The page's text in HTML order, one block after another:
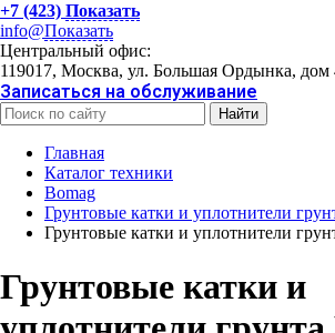
+7 (423) Показать
info@Показать
Центральный офис:
119017, Москва, ул. Большая Ордынка, дом
Записаться на обслуживание
Найти
Главная
Каталог техники
Bomag
Грунтовые катки и уплотнители
Грунтовые катки и уплотнители
Грунтовые катки и